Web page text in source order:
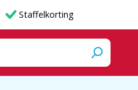
Staffelkorting